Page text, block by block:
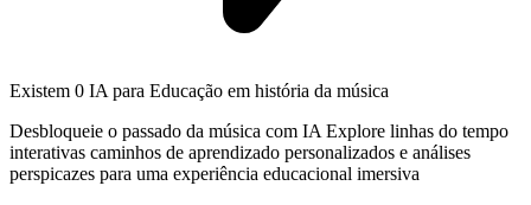
Existem 0 IA para Educação em história da música
Desbloqueie o passado da música com IA Explore linhas do tempo
interativas caminhos de aprendizado personalizados e análises
perspicazes para uma experiência educacional imersiva